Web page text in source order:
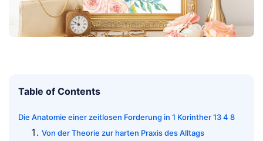
Table of Contents
Die Anatomie einer zeitlosen Forderung in 1 Korinther 13 4 8
Von der Theorie zur harten Praxis des Alltags